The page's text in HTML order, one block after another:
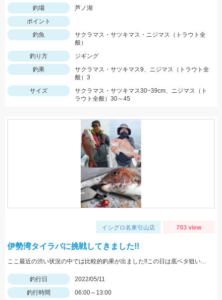
釣場
芦ノ湖
ポイント
釣魚
サクラマス・サツキマス・ニジマス（トラウト全
般）
釣り方
ジギング
釣果
サクラマス・サツキマス9、ニジマス（トラウト全
般）3
サイズ
サクラマス・サツキマス30~39cm、ニジマス（ト
ラウト全般）30～45
イシグロ名東引山店 703 view
伊勢湾タイラバに挑戦してきました!!
ここ最近の渋い状況の中では比較的釣果が出ました!!この日は底ベタ狙いでローギヤリールでじっくり巻くのが吉でした。
釣行日
2022/05/11
釣行時間
06:00～13:00